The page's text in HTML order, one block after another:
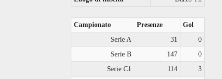
Campionato Presenze
Gol
Serie A
31
0
Serie B
147
0
Serie C1
114
3